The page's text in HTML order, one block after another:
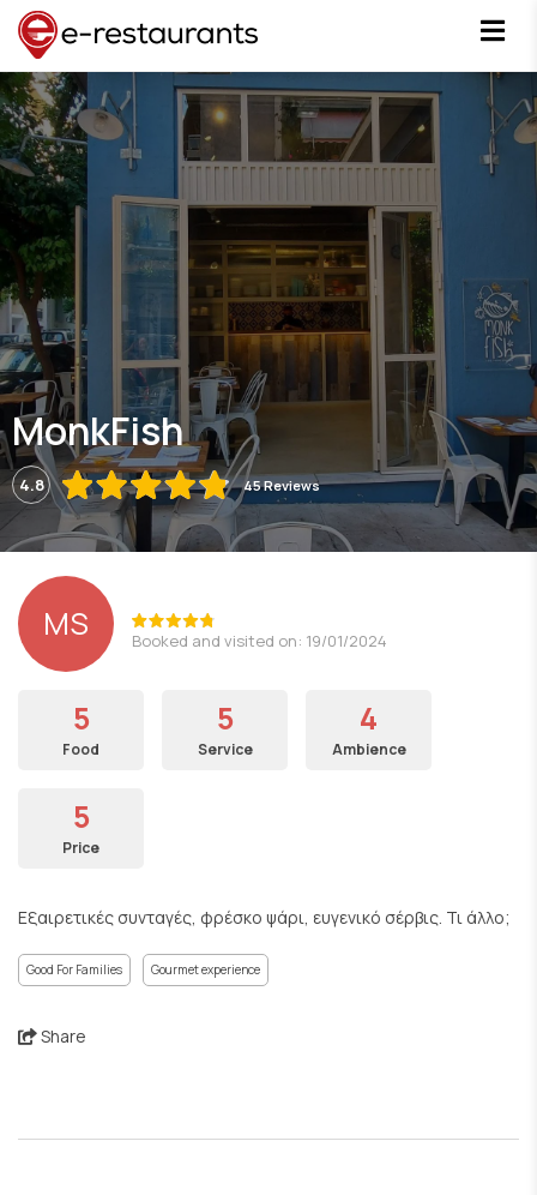
MonkFish
4.8 45 Reviews
ΜS Booked and visited on: 19/01/2024
5
Food
5
Service
4
Ambience
5
Price
Εξαιρετικές συνταγές, φρέσκο ψάρι, ευγενικό σέρβις. Τι άλλο;
Good For Families Gourmet experience
Share